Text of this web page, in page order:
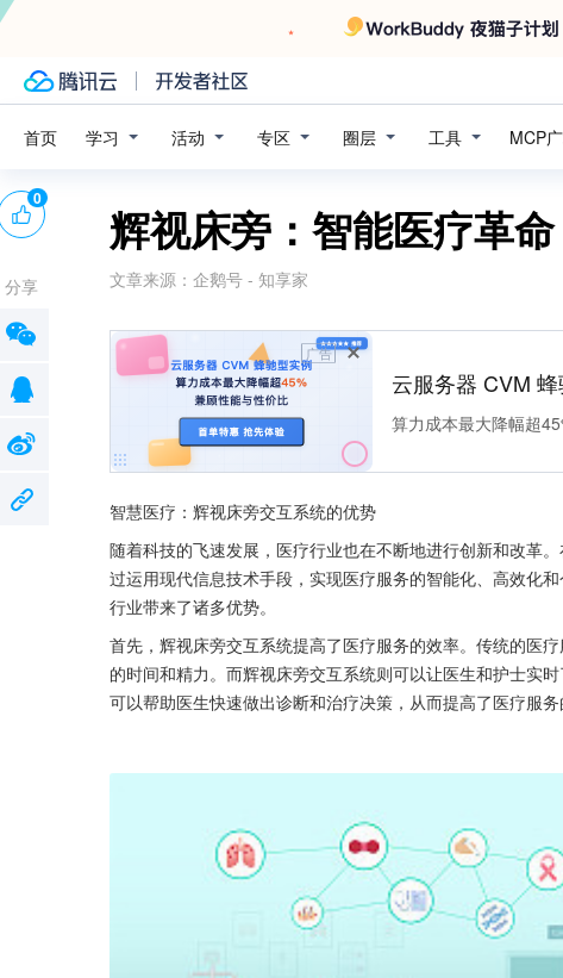
首页 学习 活动 专区 圈层 工具 MCP
辉视床旁：智能医疗革命
文章来源： 企鹅号 - 知享家
广告
云服务器 CVM
算力成本最大降幅超
智慧医疗：辉视床旁交互系统的优势
随着科技的飞速发展，医疗行业也在不断地进行创新和改革
过运用现代信息技术手段，实现医疗服务的智能化、高效化
行业带来了诸多优势。
首先，辉视床旁交互系统提高了医疗服务的效率。传统的医
的时间和精力。而辉视床旁交互系统则可以让医生和护士实
可以帮助医生快速做出诊断和治疗决策，从而提高了医疗服务
0
分享